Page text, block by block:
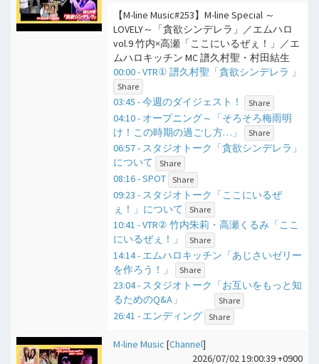
【M-line Music#253】M-line Special ～
LOVELY～「貪欲シンデレラ」／エムハロ
vol.9 竹内×高瀬「ここにいるぜぇ！」／エ
ムハロキッチン MC 譜久村聖・村田結生
00:00 - VTR① 譜久村聖「貪欲シンデレラ 」
Share
03:45 - 今週のダイジェスト！ Share
04:10 - オープニング～「そろそろ梅雨明
け！この時期の過ごし方…」
Share
06:57 - スタジオトーク「貪欲シンデレラ」
について
Share
08:16 - SPOT Share
09:23 - スタジオトーク「ここにいるぜ
ぇ！」について
Share
10:41 - VTR② 竹内朱莉・高瀬くるみ「ここ
にいるぜぇ！」
Share
14:14 - エムハロキッチン「あじさいゼリー
を作ろう！」
Share
23:04 - スタジオトーク「お互いをもっと知
るためのQ&A」
Share
26:41 - エンディング Share
M-line Music [Channel]
2026/07/02 19:00:39 +0900